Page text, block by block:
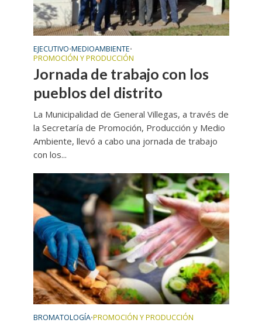
EJECUTIVO•MEDIOAMBIENTE•
PROMOCIÓN Y PRODUCCIÓN
Jornada de trabajo con los
pueblos del distrito
La Municipalidad de General Villegas, a través de
la Secretaría de Promoción, Producción y Medio
Ambiente, llevó a cabo una jornada de trabajo
con los...
BROMATOLOGÍA•PROMOCIÓN Y PRODUCCIÓN